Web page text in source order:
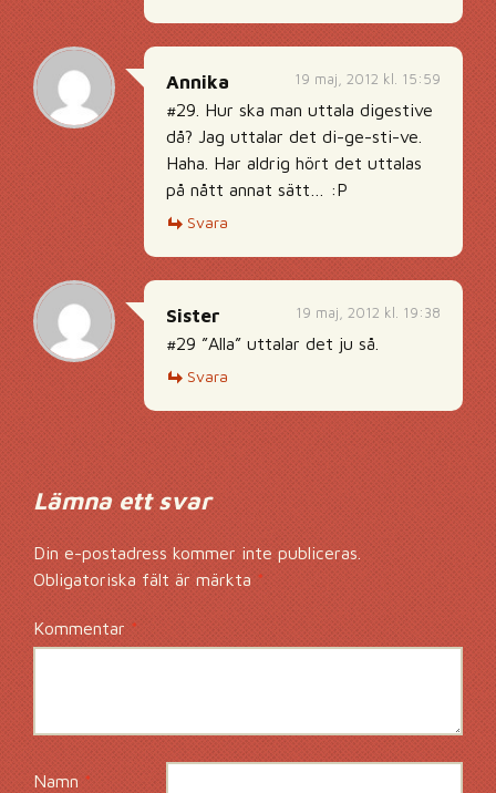
19 maj, 2012 kl. 15:59
Annika
#29. Hur ska man uttala digestive
då? Jag uttalar det di-ge-sti-ve.
Haha. Har aldrig hört det uttalas
på nått annat sätt… :P
Svara
19 maj, 2012 kl. 19:38
Sister
#29 ”Alla” uttalar det ju så.
Svara
Lämna ett svar
Din e-postadress kommer inte publiceras.
Obligatoriska fält är märkta*
Kommentar*
Namn*